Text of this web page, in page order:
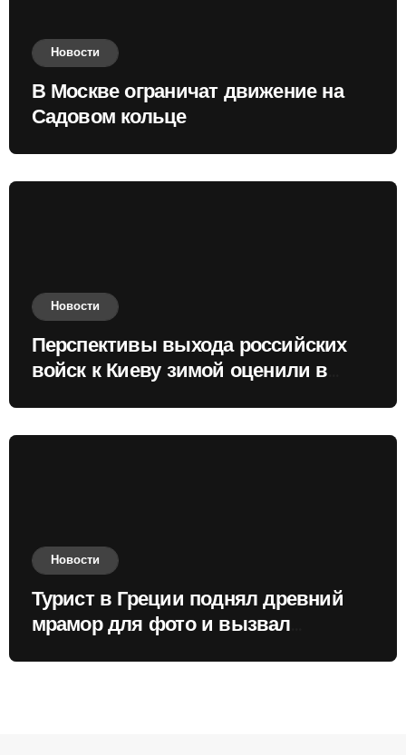
Новости
В Москве ограничат движение на
Садовом кольце
Новости
Перспективы выхода российских
войск к Киеву зимой оценили в
Новости
Турист в Греции поднял древний
мрамор для фото и вызвал